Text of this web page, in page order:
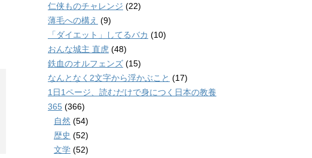
仁侠ものチャレンジ (22)
薄毛への構え (9)
「ダイエット」してるバカ (10)
おんな城主 直虎 (48)
鉄血のオルフェンズ (15)
なんとなく2文字から浮かぶこと (17)
1日1ページ、読むだけで身につく日本の教養
365 (366)
自然 (54)
歴史 (52)
文学 (52)